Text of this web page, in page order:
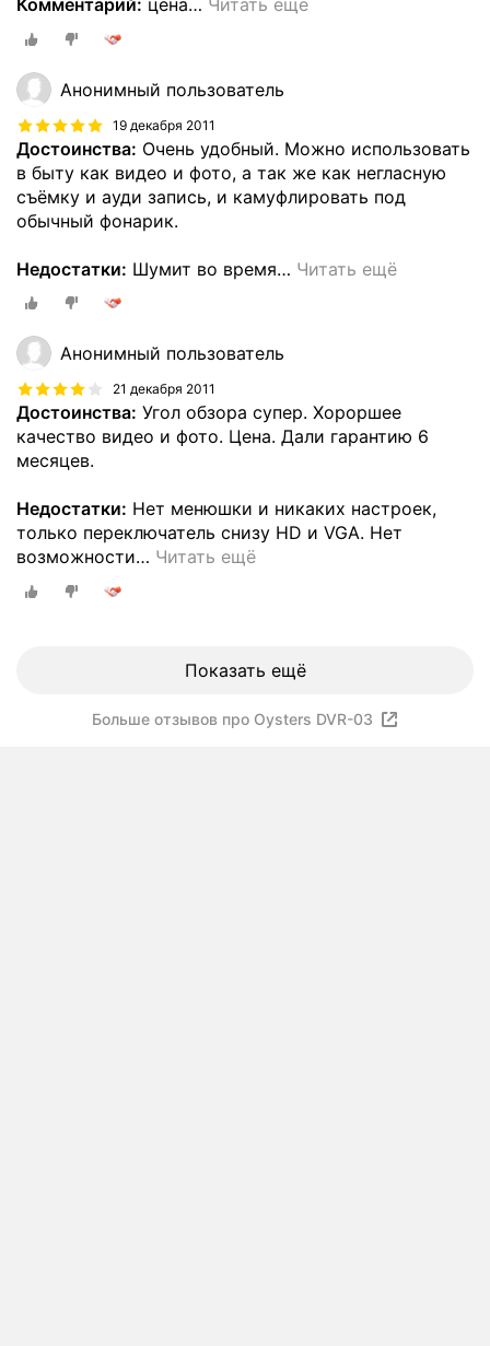
Комментарий: цена… Читать ещё
Анонимный пользователь
19 декабря 2011
Достоинства: Очень удобный. Можно использовать
в быту как видео и фото, а так же как негласную
съёмку и ауди запись, и камуфлировать под
обычный фонарик.
Недостатки: Шумит во время… Читать ещё
Анонимный пользователь
21 декабря 2011
Достоинства: Угол обзора супер. Хороршее
качество видео и фото. Цена. Дали гарантию 6
месяцев.
Недостатки: Нет менюшки и никаких настроек,
только переключатель снизу HD и VGA. Нет
возможности… Читать ещё
Показать ещё
Больше отзывов про Oysters DVR-03